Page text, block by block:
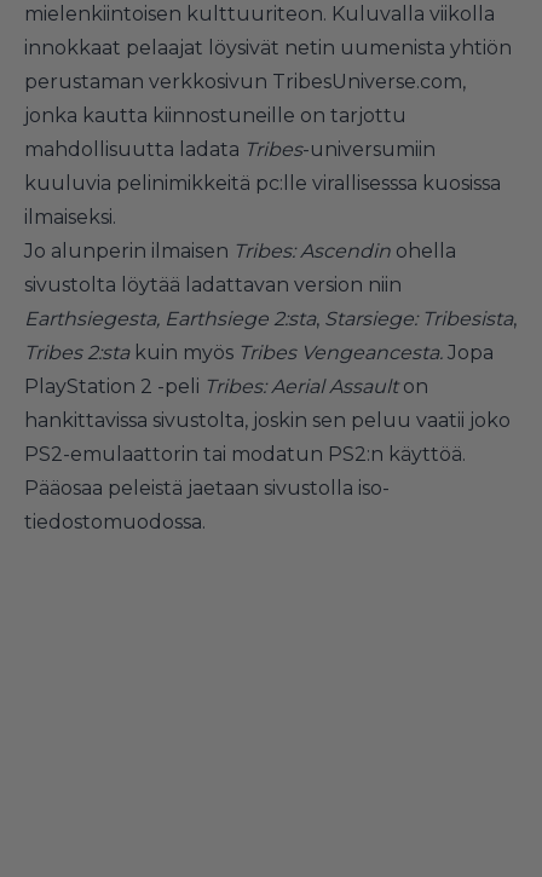
mielenkiintoisen kulttuuriteon. Kuluvalla viikolla
innokkaat pelaajat löysivät netin uumenista yhtiön
perustaman verkkosivun TribesUniverse.com,
jonka kautta kiinnostuneille on tarjottu
mahdollisuutta ladata Tribes-universumiin
kuuluvia pelinimikkeitä pc:lle virallisesssa kuosissa
ilmaiseksi.
Jo alunperin ilmaisen Tribes: Ascendin ohella
sivustolta löytää ladattavan version niin
Earthsiegesta, Earthsiege 2:sta, Starsiege: Tribesista,
Tribes 2:stakuin myös Tribes Vengeancesta. Jopa
PlayStation 2 -peli Tribes: Aerial Assaulton
hankittavissa sivustolta, joskin sen peluu vaatii joko
PS2-emulaattorin tai modatun PS2:n käyttöä.
Pääosaa peleistä jaetaan sivustolla iso-
tiedostomuodossa.